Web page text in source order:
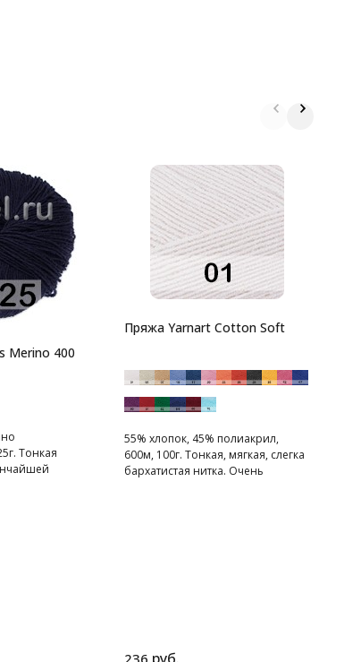
Merino 400
Тонкая
Пряжа Yarnart Cotton Soft
55% хлопок, 45% полиакрил,
600м, 100г. Тонкая, мягкая, слегка
бархатистая нитка. Очень
236